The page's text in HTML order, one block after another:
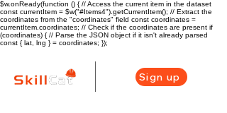
$w.onReady(function () { // Access the current item in the dataset
const currentItem = $w("#Items4").getCurrentItem(); // Extract the
coordinates from the "coordinates" field const coordinates =
currentItem.coordinates; // Check if the coordinates are present if
(coordinates) { // Parse the JSON object if it isn't already parsed
const { lat, lng } = coordinates; });
Sign up